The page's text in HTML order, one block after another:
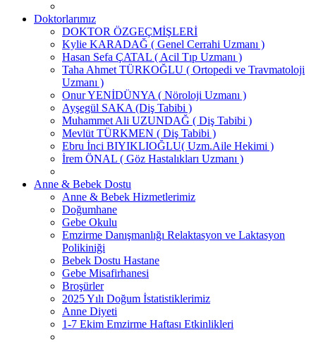
Doktorlarımız
DOKTOR ÖZGEÇMİŞLERİ
Kylie KARADAĞ ( Genel Cerrahi Uzmanı )
Hasan Sefa ÇATAL ( Acil Tıp Uzmanı )
Taha Ahmet TÜRKOĞLU ( Ortopedi ve Travmatoloji
Uzmanı )
Onur YENİDÜNYA ( Nöroloji Uzmanı )
Ayşegül SAKA (Diş Tabibi )
Muhammet Ali UZUNDAĞ ( Diş Tabibi )
Mevlüt TÜRKMEN ( Diş Tabibi )
Ebru İnci BIYIKLIOĞLU( Uzm.Aile Hekimi )
İrem ÖNAL ( Göz Hastalıkları Uzmanı )
Anne & Bebek Dostu
Anne & Bebek Hizmetlerimiz
Doğumhane
Gebe Okulu
Emzirme Danışmanlığı Relaktasyon ve Laktasyon
Polikiniği
Bebek Dostu Hastane
Gebe Misafirhanesi
Broşürler
2025 Yılı Doğum İstatistiklerimiz
Anne Diyeti
1-7 Ekim Emzirme Haftası Etkinlikleri